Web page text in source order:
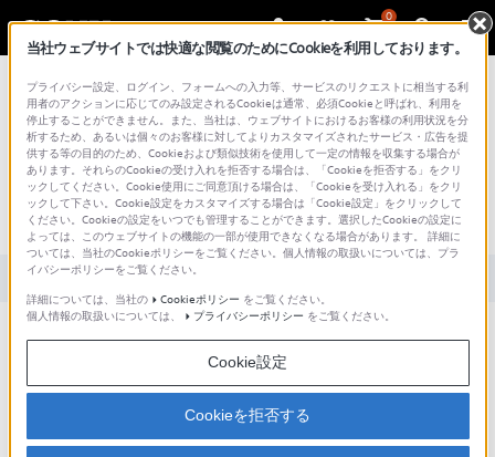
0
総合サポート・お問い合わせ
文書番号 : S1110278002218 / 最終更新日 : 2025/03/11
ファンタム電源とは？
マイクの電池を気にする必要がなく、大変便利です。
当社ウェブサイトでは快適な閲覧のためにCookieを利用しております。
プライバシー設定、ログイン、フォームへの入力等、サービスのリクエストに相当する利
用者のアクションに応じてのみ設定されるCookieは通常、必須Cookieと呼ばれ、利用を
停止することができません。また、当社は、ウェブサイトにおけるお客様の利用状況を分
析するため、あるいは個々のお客様に対してよりカスタマイズされたサービス・広告を提
供する等の目的のため、Cookieおよび類似技術を使用して一定の情報を収集する場合が
あります。それらのCookieの受け入れを拒否する場合は、「Cookieを拒否する」をクリ
ックしてください。Cookie使用にご同意頂ける場合は、「Cookieを受け入れる」をクリ
ックして下さい。Cookie設定をカスタマイズする場合は「Cookie設定」をクリックして
ください。Cookieの設定をいつでも管理することができます。選択したCookieの設定に
よっては、このウェブサイトの機能の一部が使用できなくなる場合があります。 詳細に
ついては、当社のCookieポリシーをご覧ください。個人情報の取扱いについては、プラ
イバシーポリシーをご覧ください。
詳細については、当社の
Cookieポリシー をご覧ください。
個人情報の取扱いについては、
プライバシーポリシー をご覧ください。
Cookie設定
Cookieを拒否する